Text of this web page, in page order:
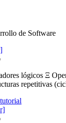
de Software
lógicos Ξ
repetitivas